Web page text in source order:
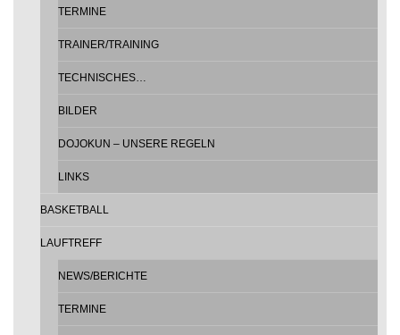
TERMINE
TRAINER/TRAINING
TECHNISCHES…
BILDER
DOJOKUN – UNSERE REGELN
LINKS
BASKETBALL
LAUFTREFF
NEWS/BERICHTE
TERMINE